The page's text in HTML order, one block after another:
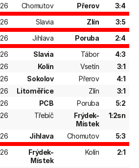
Chomutov Přerov
3:4
Slavia Zlín
3:5
Jihlava Poruba
2:4
Slavia Tábor
4:3
Kolín Vsetín
3:1
Sokolov Přerov
4:1
Litoměřice Zlín
3:1
PCB Poruba
5:2
Třebíč
Frýdek-
Místek
1:2sn
Jihlava Chomutov
5:3
Frýdek-
Místek
Kolín 2:1